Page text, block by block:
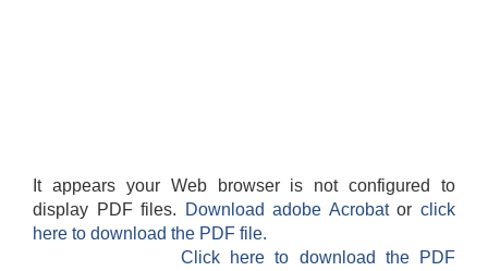
It appears your Web browser is not configured to
display PDF files.
Download adobe Acrobatorclick
here to download the PDF file.
Click here to download the PDF